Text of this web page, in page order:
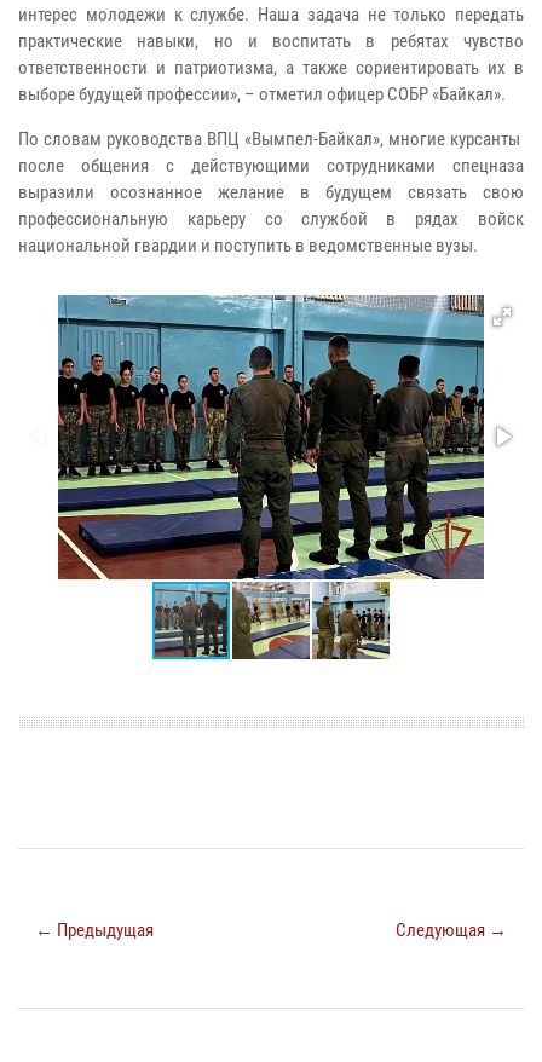
интерес молодежи к службе. Наша задача не только передать
практические навыки, но и воспитать в ребятах чувство
ответственности и патриотизма, а также сориентировать их в
выборе будущей профессии», – отметил офицер СОБР «Байкал».
По словам руководства ВПЦ «Вымпел-Байкал», многие курсанты
после общения с действующими сотрудниками спецназа
выразили осознанное желание в будущем связать свою
профессиональную карьеру со службой в рядах войск
национальной гвардии и поступить в ведомственные вузы.
← Предыдущая Следующая →